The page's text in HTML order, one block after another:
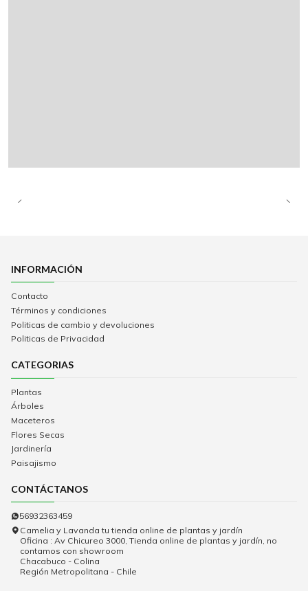
INFORMACIÓN
Contacto
Términos y condiciones
Politicas de cambio y devoluciones
Politicas de Privacidad
CATEGORIAS
Plantas
Árboles
Maceteros
Flores Secas
Jardinería
Paisajismo
CONTÁCTANOS
56932363459
Camelia y Lavanda tu tienda online de plantas y jardín
Oficina : Av Chicureo 3000, Tienda online de plantas y jardín, no
contamos con showroom
Chacabuco - Colina
Región Metropolitana - Chile